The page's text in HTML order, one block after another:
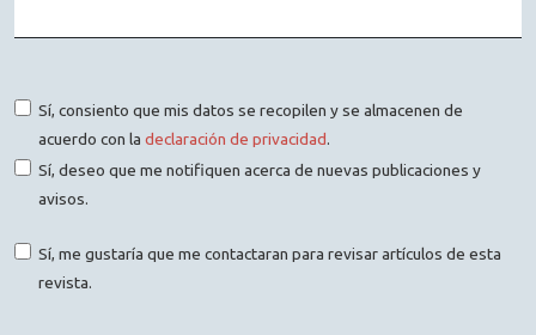
Sí, consiento que mis datos se recopilen y se almacenen de
acuerdo con ladeclaración de privacidad.
Sí, deseo que me notifiquen acerca de nuevas publicaciones y
avisos.
Sí, me gustaría que me contactaran para revisar artículos de esta
revista.